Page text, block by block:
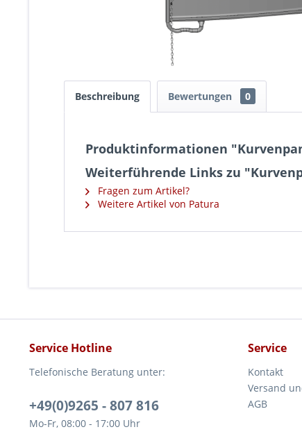
Beschreibung Bewertungen 0
Produktinformationen
Weiterführende Links zu
Fragen zum Artikel?
Weitere Artikel von Patura
Service Hotline
Telefonische Beratung unter:
+49(0)9265 - 807 816
Mo-Fr, 08:00 - 17:00 Uhr
Service
Kontakt
Versand
AGB